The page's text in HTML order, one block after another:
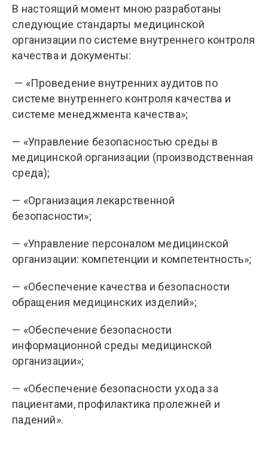
В настоящий момент мною разработаны
следующие стандарты медицинской
организации по системе внутреннего контроля
качества и документы:
— «Проведение внутренних аудитов по
системе внутреннего контроля качества и
системе менеджмента качества»;
— «Управление безопасностью среды в
медицинской организации (производственная
среда);
— «Организация лекарственной
безопасности»;
— «Управление персоналом медицинской
организации: компетенции и компетентность»;
— «Обеспечение качества и безопасности
обращения медицинских изделий»;
— «Обеспечение безопасности
информационной среды медицинской
организации»;
— «Обеспечение безопасности ухода за
пациентами, профилактика пролежней и
падений».